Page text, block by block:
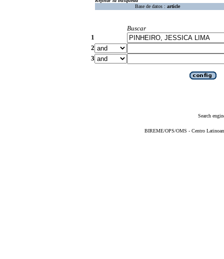
Base de datos : article
Buscar
1
2
3
Search
BIREME/OPS/OMS - Centro